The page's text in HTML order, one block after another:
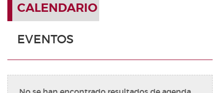
CALENDARIO
EVENTOS